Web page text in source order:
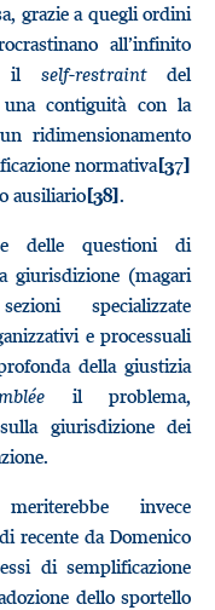
grazie a quegli ordini
all’infinito
il self-restraintdel
contiguità con la
ridimensionamento
normativa[37]
ausiliario[38].
delle questioni di
giurisdizione (magari
specializzate
e processuali
della giustizia
il problema,
giurisdizione dei
invece
recente da Domenico
di semplificazione
dello sportello